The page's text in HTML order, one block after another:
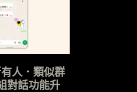
人．類似群
話功能升